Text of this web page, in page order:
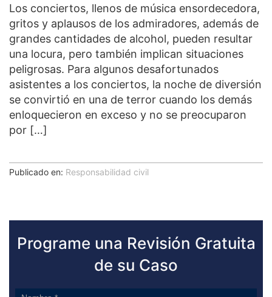
Los conciertos, llenos de música ensordecedora,
gritos y aplausos de los admiradores, además de
grandes cantidades de alcohol, pueden resultar
una locura, pero también implican situaciones
peligrosas. Para algunos desafortunados
asistentes a los conciertos, la noche de diversión
se convirtió en una de terror cuando los demás
enloquecieron en exceso y no se preocuparon
por […]
Publicado en: Responsabilidad civil
Programe una Revisión Gratuita
de su Caso
Sidebar